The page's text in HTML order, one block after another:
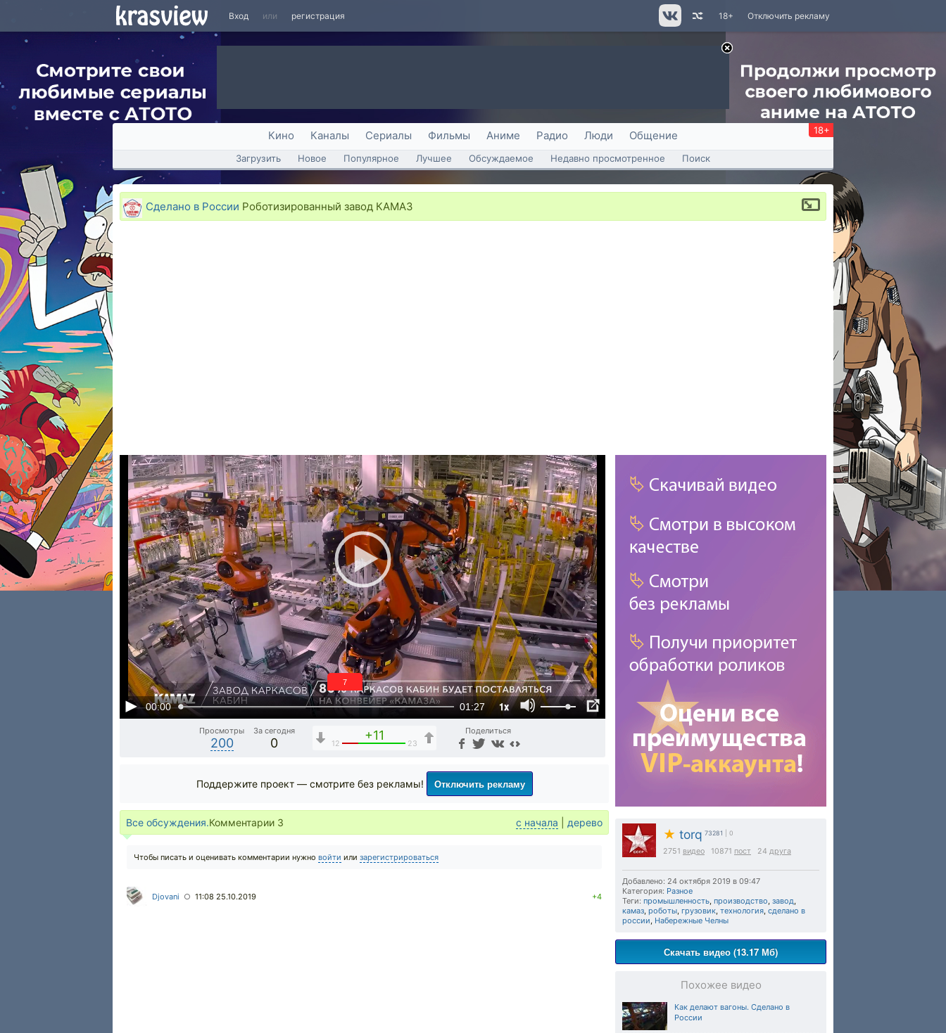
Вход или регистрация Отключить рекламу
18+
Кино Каналы Сериалы Фильмы Аниме Радио Люди Общение 18+
Загрузить Новое Популярное Лучшее Обсуждаемое Недавно просмотренное Поиск
Сделано в России Роботизированный завод КАМАЗ
00:00 01:27 1x
6
Просмотры
200
За сегодня
0
+11
12 23
Поделиться
★ torq 73281 | 0
2751 видео 10871 пост 24 друга
Добавлено: 24 октября 2019 в 09:47
Категория: Разное
Теги: промышленность, производство, завод,
камаз, роботы, грузовик, технология, сделано в
россии, Набережные Челны
Скачать видео (13.17 Мб)
Похожее видео
Как делают вагоны. Сделано в
России
Поддержите проект — смотрите без рекламы! Отключить рекламу
Все обсуждения.Комментарии 3 с начала дерево
Чтобы писать и оценивать комментарии нужно войти или зарегистрироваться
Djovani ○ 11:08 25.10.2019 +4